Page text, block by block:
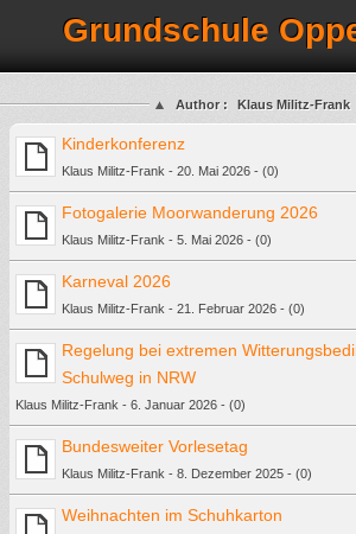
Grundschule
Author : Klaus Militz-Frank
Kinderkonferenz
Klaus Militz-Frank - 20. Mai 2026 - (0)
Fotogalerie Moorwanderung 2026
Klaus Militz-Frank - 5. Mai 2026 - (0)
Karneval 2026
Klaus Militz-Frank - 21. Februar 2026 - (0)
Regelung bei extremen
Schulweg in NRW
Klaus Militz-Frank - 6. Januar 2026 - (0)
Bundesweiter Vorlesetag
Klaus Militz-Frank - 8. Dezember 2025 - (0)
Weihnachten im Schuhkarton